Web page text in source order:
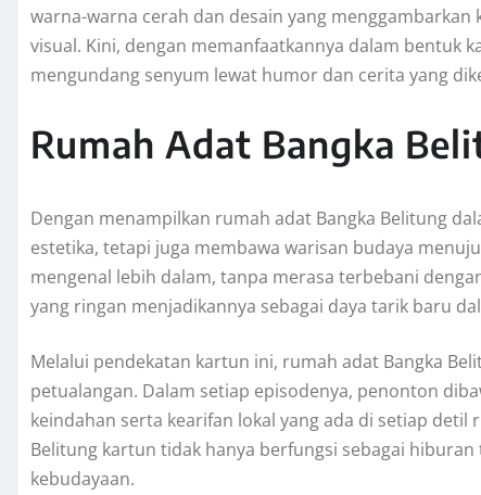
warna-warna cerah dan desain yang
visual. Kini, dengan memanfaatkannya dalam bentuk
mengundang senyum lewat humor dan cerita yang
Rumah Adat Bangka
Dengan menampilkan rumah adat Bangka Belitung
estetika, tetapi juga membawa warisan budaya
mengenal lebih dalam, tanpa merasa terbebani
yang ringan menjadikannya sebagai daya tarik baru
Melalui pendekatan kartun ini, rumah adat Bangka
petualangan. Dalam setiap episodenya, penonton
keindahan serta kearifan lokal yang ada di setiap
Belitung kartun tidak hanya berfungsi sebagai
kebudayaan.